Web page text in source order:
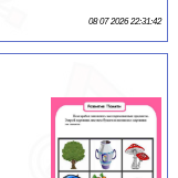
08 07 2026 22:31:42